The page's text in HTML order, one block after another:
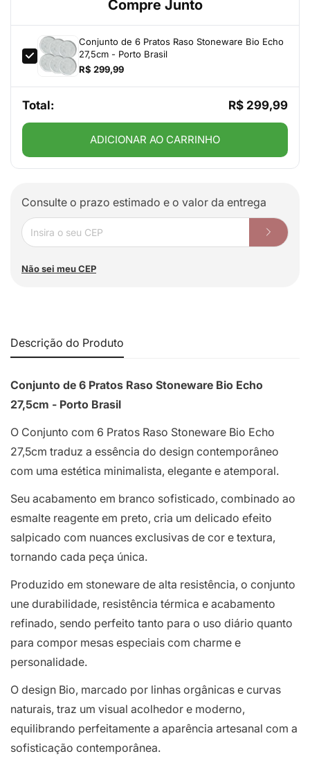
Compre Junto
Conjunto de 6 Pratos Raso Stoneware Bio Echo
27,5cm - Porto Brasil
R$ 299,99
Total: R$ 299,99
ADICIONAR AO CARRINHO
Consulte o prazo estimado e o valor da entrega
Não sei meu CEP
Descrição do Produto
Conjunto de 6 Pratos Raso Stoneware Bio Echo
27,5cm - Porto Brasil
O Conjunto com 6 Pratos Raso Stoneware Bio Echo
27,5cm traduz a essência do design contemporâneo
com uma estética minimalista, elegante e atemporal.
Seu acabamento em branco sofisticado, combinado ao
esmalte reagente em preto, cria um delicado efeito
salpicado com nuances exclusivas de cor e textura,
tornando cada peça única.
Produzido em stoneware de alta resistência, o conjunto
une durabilidade, resistência térmica e acabamento
refinado, sendo perfeito tanto para o uso diário quanto
para compor mesas especiais com charme e
personalidade.
O design Bio, marcado por linhas orgânicas e curvas
naturais, traz um visual acolhedor e moderno,
equilibrando perfeitamente a aparência artesanal com a
sofisticação contemporânea.